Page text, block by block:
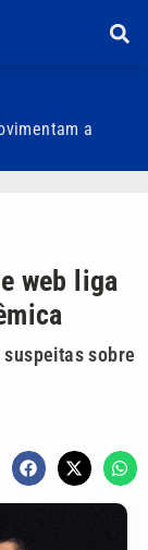
a
web liga
sobre